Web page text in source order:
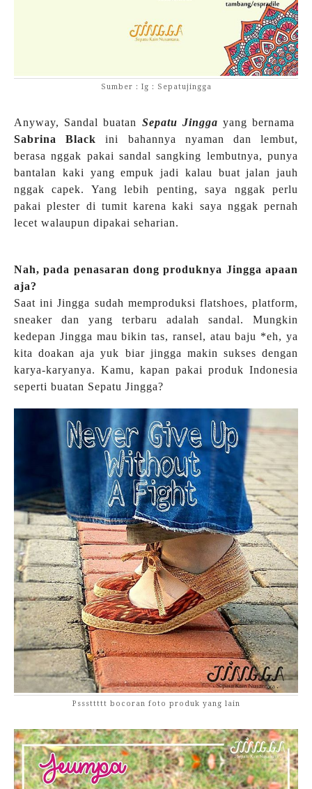
Sumber : Ig : Sepatujingga
Anyway, Sandal buatan Sepatu Jingga yang bernama
Sabrina Black ini bahannya nyaman dan lembut,
berasa nggak pakai sandal sangking lembutnya, punya
bantalan kaki yang empuk jadi kalau buat jalan jauh
nggak capek. Yang lebih penting, saya nggak perlu
pakai plester di tumit karena kaki saya nggak pernah
lecet walaupun dipakai seharian.
Nah, pada penasaran dong produknya Jingga apaan
aja?
Saat ini Jingga sudah memproduksi flatshoes, platform,
sneaker dan yang terbaru adalah sandal. Mungkin
kedepan Jingga mau bikin tas, ransel, atau baju *eh, ya
kita doakan aja yuk biar jingga makin sukses dengan
karya-karyanya. Kamu, kapan pakai produk Indonesia
seperti buatan Sepatu Jingga?
Psssttttt bocoran foto produk yang lain